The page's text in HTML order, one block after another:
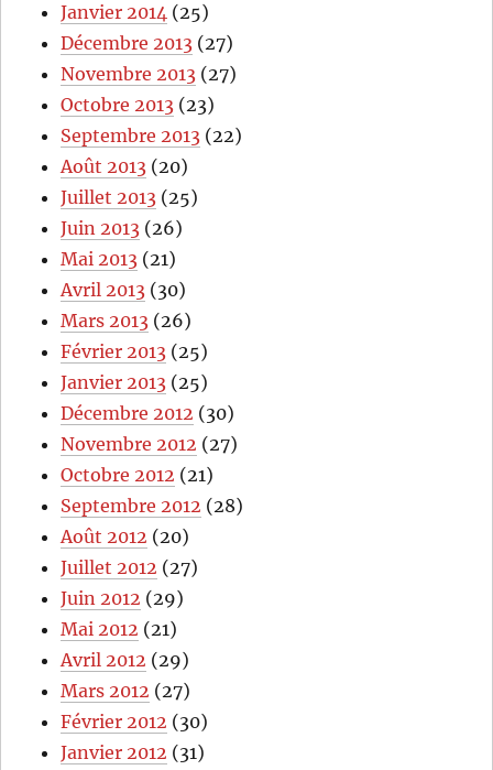
Janvier 2014 (25)
Décembre 2013 (27)
Novembre 2013 (27)
Octobre 2013 (23)
Septembre 2013 (22)
Août 2013 (20)
Juillet 2013 (25)
Juin 2013 (26)
Mai 2013 (21)
Avril 2013 (30)
Mars 2013 (26)
Février 2013 (25)
Janvier 2013 (25)
Décembre 2012 (30)
Novembre 2012 (27)
Octobre 2012 (21)
Septembre 2012 (28)
Août 2012 (20)
Juillet 2012 (27)
Juin 2012 (29)
Mai 2012 (21)
Avril 2012 (29)
Mars 2012 (27)
Février 2012 (30)
Janvier 2012 (31)